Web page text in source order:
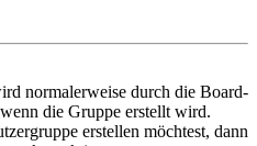
normalerweise durch die Board-
die Gruppe erstellt wird.
erstellen möchtest, dann